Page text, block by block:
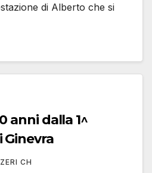
di Alberto che si
anni dalla 1^
Ginevra
CH